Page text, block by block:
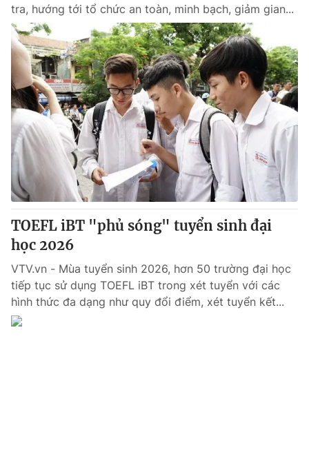
Email:toasoan@vtv.vn
Liên hệ quảng cáo:
024-7300.7108
® Cấm sao chép dưới mọi hình thức nếu không có sự chấp
thuận bằng văn bản. Ghi rõ nguồn VTV.vn khi phát hành lại
thông tin từ website này.
tra, hướng tới tổ chức an toàn, minh bạch, giảm gian...
TOEFL iBT "phủ sóng" tuyển sinh đại
học 2026
VTV.vn - Mùa tuyển sinh 2026, hơn 50 trường đại học
tiếp tục sử dụng TOEFL iBT trong xét tuyển với các
hình thức đa dạng như quy đổi điểm, xét tuyển kết...